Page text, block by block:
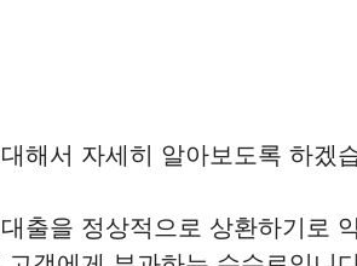
해서 자세히 알아보도록 하겠
출을 정상적으로 상환하기로